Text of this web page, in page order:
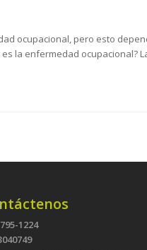
ocupacional, pero esto
la enfermedad ocupacional?
1224